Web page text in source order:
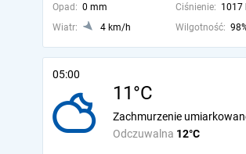
Opad: 0 mm Ciśnienie: 1017
Wiatr:
4 km/h Wilgotność:
05:00
11°C
Odczuwalna 12°C
Zachmurzenie